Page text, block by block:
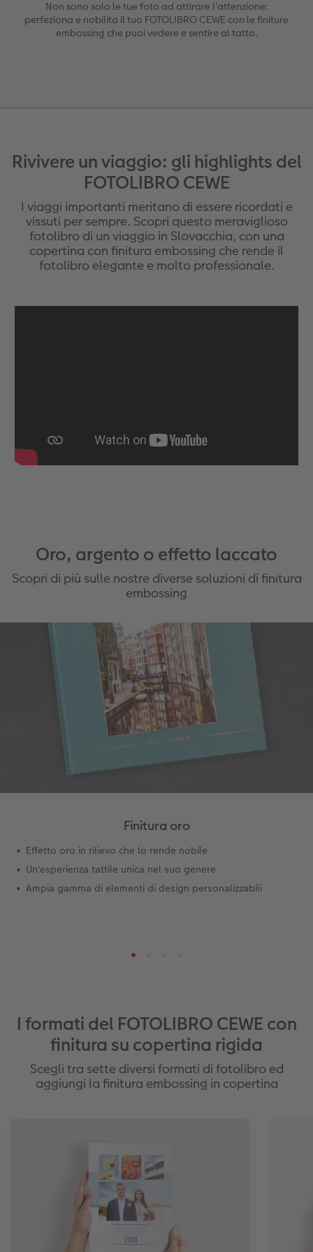
Come funziona
Set di foto
Foto adesivi
Foto istantanee
hexxas
Plexiglas
Foto su legno
Mosaico
Come ordinare
Come ordinare
Prodotti tessili
Cover
Come ordinare
Tipi di carta
Non sono solo le tue foto ad attirare l'attenzione:
perfeziona e nobilita il tuo FOTOLIBRO CEWE con le finiture
embossing che puoi vedere e sentire al tatto.
Rivivere un viaggio: gli highlights del
FOTOLIBRO CEWE
I viaggi importanti meritano di essere ricordati e
vissuti per sempre. Scopri questo meraviglioso
fotolibro di un viaggio in Slovacchia, con una
copertina con finitura embossing che rende il
fotolibro elegante e molto professionale.
Oro, argento o effetto laccato
Scopri di più sulle nostre diverse soluzioni di finitura
embossing
Finitura oro
Effetto oro in rilievo che lo rende nobile
Un'esperienza tattile unica nel suo genere
Ampia gamma di elementi di design personalizzabili
I formati del FOTOLIBRO CEWE con
finitura su copertina rigida
Scegli tra sette diversi formati di fotolibro ed
aggiungi la finitura embossing in copertina